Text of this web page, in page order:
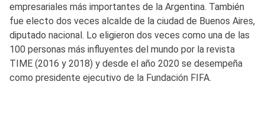
empresariales más importantes de la Argentina. También
fue electo dos veces alcalde de la ciudad de Buenos Aires,
diputado nacional. Lo eligieron dos veces como una de las
100 personas más influyentes del mundo por la revista
TIME (2016 y 2018) y desde el año 2020 se desempeña
como presidente ejecutivo de la Fundación FIFA.